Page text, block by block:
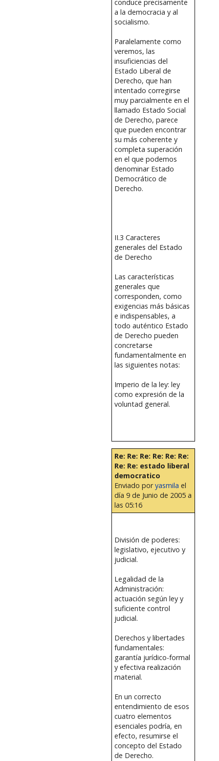
conduce precisamente
a la democracia y al
socialismo.
Paralelamente como
veremos, las
insuficiencias del
Estado Liberal de
Derecho, que han
intentado corregirse
muy parcialmente en el
llamado Estado Social
de Derecho, parece
que pueden encontrar
su más coherente y
completa superación
en el que podemos
denominar Estado
Democrático de
Derecho.
II.3 Caracteres
generales del Estado
de Derecho
Las características
generales que
corresponden, como
exigencias más básicas
e indispensables, a
todo auténtico Estado
de Derecho pueden
concretarse
fundamentalmente en
las siguientes notas:
Imperio de la ley: ley
como expresión de la
voluntad general.
Re: Re: Re: Re: Re: Re:
Re: Re: estado liberal
democratico
Enviado poryasmila el
día 9 de Junio de 2005 a
las 05:16
División de poderes:
legislativo, ejecutivo y
judicial.
Legalidad de la
Administración:
actuación según ley y
suficiente control
judicial.
Derechos y libertades
fundamentales:
garantía jurídico-formal
y efectiva realización
material.
En un correcto
entendimiento de esos
cuatro elementos
esenciales podría, en
efecto, resumirse el
concepto del Estado
de Derecho.